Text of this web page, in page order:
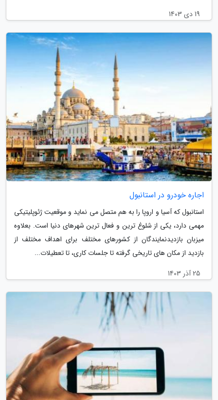
19 دی 1403
اجاره خودرو در استانبول
استانبول که آسیا و اروپا را به هم متصل می نماید و موقعیت ژئوپلیتیکی
مهمی دارد، یکی از شلوغ ترین و فعال ترین شهرهای دنیا است. بعلاوه
میزبان بازدیدنمایندگان از کشورهای مختلف برای اهداف مختلف از
بازدید از مکان های تاریخی گرفته تا جلسات کاری، تا تعطیلات...
25 آذر 1403